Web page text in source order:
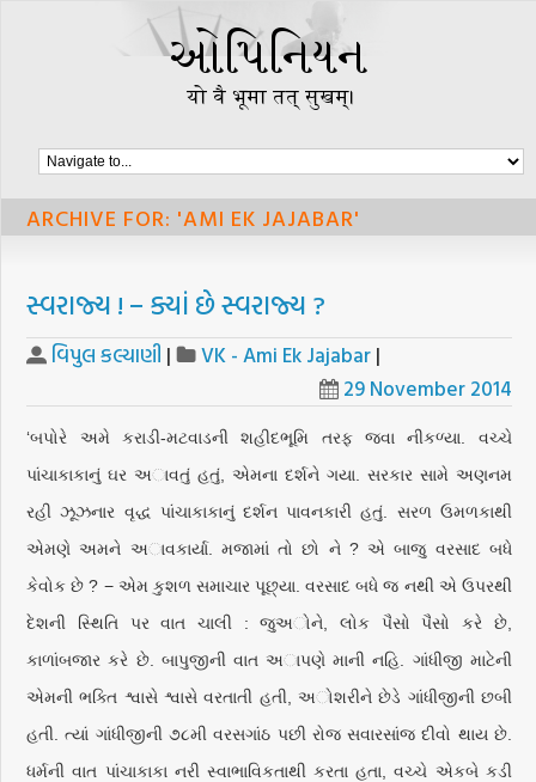
ARCHIVE FOR: 'AMI EK JAJABAR'
સ્વરાજ્ય ! − ક્યાં છે સ્વરાજ્ય ?
વિપુલ કલ્યાણી | VK - Ami Ek Jajabar |
29 November 2014
‘બપોરે અમે કરાડી-મટવાડની શહીદભૂમિ તરફ જવા નીકળ્યા. વચ્ચે
પાંચાકાકાનું ઘર અાવતું હતું, એમના દર્શને ગયા. સરકાર સામે અણનમ
રહી ઝૂઝનાર વૃદ્ધ પાંચાકાકાનું દર્શન પાવનકારી હતું. સરળ ઉમળકાથી
એમણે અમને અાવકાર્યા. મજામાં તો છો ને ? એ બાજુ વરસાદ બધે
કેવોક છે ? − એમ કુશળ સમાચાર પૂછ્યા. વરસાદ બધે જ નથી એ ઉપરથી
દેશની સ્થિતિ પર વાત ચાલી : જુઅોને, લોક પૈસો પૈસો કરે છે,
કાળાંબજાર કરે છે. બાપુજીની વાત અાપણે માની નહિ. ગાંધીજી માટેની
એમની ભક્તિ શ્વાસે શ્વાસે વરતાતી હતી, અોશરીને છેડે ગાંધીજીની છબી
હતી. ત્યાં ગાંધીજીની ૭૮મી વરસગાંઠ પછી રોજ સવારસાંજ દીવો થાય છે.
ધર્મની વાત પાંચાકાકા નરી સ્વાભાવિકતાથી કરતા હતા, વચ્ચે એકબે કડી